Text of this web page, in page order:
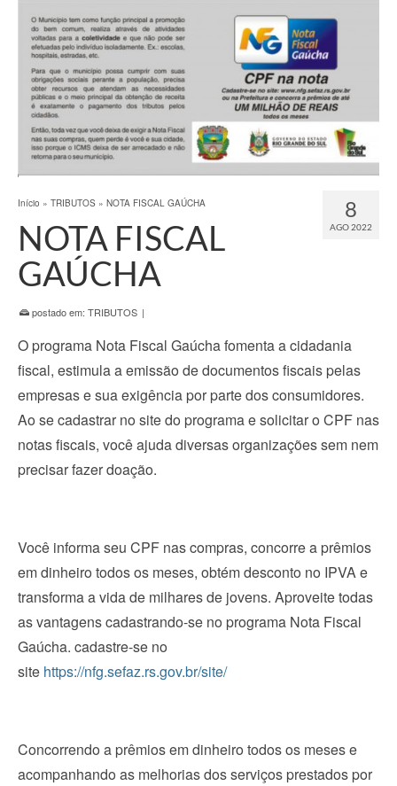
8
AGO 2022
Início » TRIBUTOS » NOTA FISCAL GAÚCHA
NOTA FISCAL
GAÚCHA
postado em: TRIBUTOS |
O programa Nota Fiscal Gaúcha fomenta a cidadania
fiscal, estimula a emissão de documentos fiscais pelas
empresas e sua exigência por parte dos consumidores.
Ao se cadastrar no site do programa e solicitar o CPF nas
notas fiscais, você ajuda diversas organizações sem nem
precisar fazer doação.
Você informa seu CPF nas compras, concorre a prêmios
em dinheiro todos os meses, obtém desconto no IPVA e
transforma a vida de milhares de jovens. Aproveite todas
as vantagens cadastrando-se no programa Nota Fiscal
Gaúcha. cadastre-se no
site https://nfg.sefaz.rs.gov.br/site/
Concorrendo a prêmios em dinheiro todos os meses e
acompanhando as melhorias dos serviços prestados por